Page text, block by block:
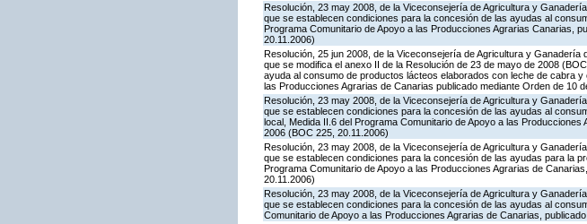
Resolución, 23 may 2008, de la Viceconsejería de Agricultura y
que se establecen condiciones para la concesión de las ayudas al
Programa Comunitario de Apoyo a las Producciones Agrarias Canarias,
20.11.2006)
Resolución, 25 jun 2008, de la Viceconsejería de Agricultura y
que se modifica el anexo II de la Resolución de 23 de mayo de 2008
ayuda al consumo de productos lácteos elaborados con leche de cabra
las Producciones Agrarias de Canarias publicado mediante Orden de 10
Resolución, 23 may 2008, de la Viceconsejería de Agricultura y
que se establecen condiciones para la concesión de las ayudas al
local, Medida II.6 del Programa Comunitario de Apoyo a las
2006 (BOC 225, 20.11.2006)
Resolución, 23 may 2008, de la Viceconsejería de Agricultura y
que se establecen condiciones para la concesión de las ayudas para la
Programa Comunitario de Apoyo a las Producciones Agrarias de
20.11.2006)
Resolución, 23 may 2008, de la Viceconsejería de Agricultura y
que se establecen condiciones para la concesión de las ayudas al
Comunitario de Apoyo a las Producciones Agrarias de Canarias,